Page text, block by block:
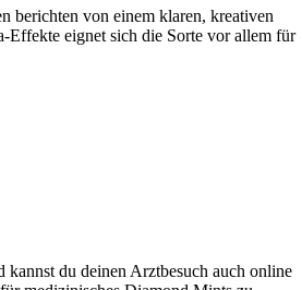
berichten von einem klaren, kreativen
Effekte eignet sich die Sorte vor allem für
du deinen Arztbesuch auch online